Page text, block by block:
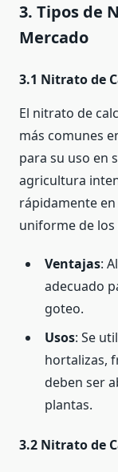
3. Tipos de
Mercado
3.1 Nitrato de
El nitrato de
más comunes
para su uso en
agricultura
rápidamente
uniforme de
Ventajas:
adecuado
goteo.
Usos: Se
hortalizas,
deben ser
plantas.
3.2 Nitrato de